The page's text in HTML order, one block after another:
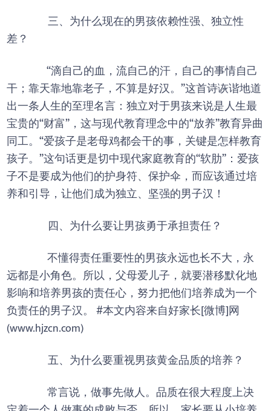
三、为什么现在的男孩依赖性强、独立性
差？
“滴自己的血，流自己的汗，自己的事情自己
干；靠天靠地靠老子，不算是好汉。”这首诗诙谐地道
出一条人生的至理名言：独立对于男孩来说是人生最
宝贵的“财富”，这与现代教育理念中的“放养”教育异曲
同工。“爱孩子是老母鸡都会干的事，关键是怎样教育
孩子。”这句话更是切中现代家庭教育的“软肋”：爱孩
子不是要成为他们的护身符、保护伞，而应该通过培
养和引导，让他们成为独立、坚强的男子汉！
四、为什么要让男孩勇于承担责任？
不懂得责任重要性的男孩永远也长不大，永
远都是小角色。所以，父母爱儿子，就要潜移默化地
影响和培养男孩的责任心，努力把他们培养成为一个
负责任的男子汉。 #本文内容来自好家长[微博]网
(www.hjzcn.com)
五、为什么要重视男孩黄金品质的培养？
常言说，做事先做人。品质在很大程度上决